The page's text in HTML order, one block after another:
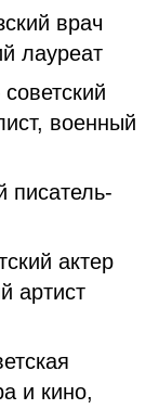
врач
лауреат
военный
писатель-
актер
артист
и кино,